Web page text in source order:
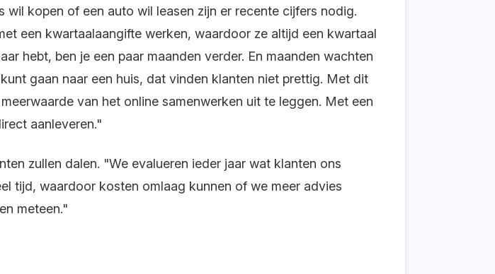
kopen of een auto wil leasen zijn er recente cijfers nodig.
een kwartaalaangifte werken, waardoor ze altijd een kwartaal
hebt, ben je een paar maanden verder. En maanden wachten
gaan naar een huis, dat vinden klanten niet prettig. Met dit
van het online samenwerken uit te leggen. Met een
aanleveren."
zullen dalen. "We evalueren ieder jaar wat klanten ons
tijd, waardoor kosten omlaag kunnen of we meer advies
meteen."